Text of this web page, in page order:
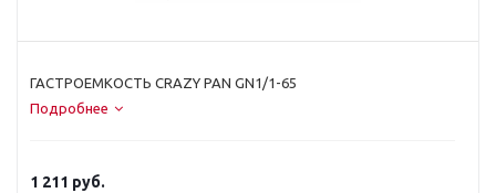
ГАСТРОЕМКОСТЬ CRAZY PAN GN1/1-65
Подробнее
1 211 руб.